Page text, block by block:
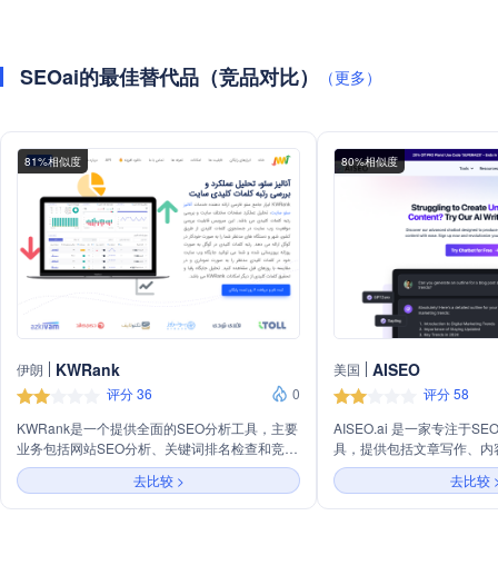
SEOai的最佳替代品（竞品对比） （更多）
81%相似度
伊朗 KWRank
评分 36
0
KWRank是一个提供全面的SEO分析工具，主要
业务包括网站SEO分析、关键词排名检查和竞争
对手分析。它能够自动检测网站在不同国家、城
市和设备上的关键词排名，并提供每日更新的关
键词排名数据。此外，KWRank还提供关键词难
去比较 >
80%相似度
美国 AISEO
评分 58
AISEO.ai 是一家专注于
具，提供包括文章写作、
升、AI检测绕过等在内的
户快速生成高质量、搜索
去比较